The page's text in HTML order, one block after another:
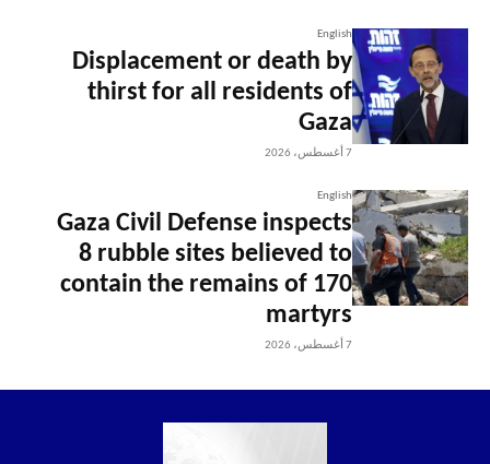
English
Displacement or death by
thirst for all residents of
Gaza
7 أغسطس، 2026
English
Gaza Civil Defense inspects
8 rubble sites believed to
contain the remains of 170
martyrs
7 أغسطس، 2026